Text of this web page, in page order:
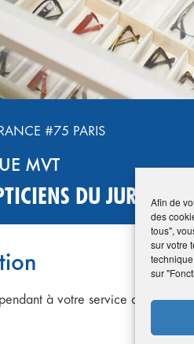
Afin de
des
tous",
sur votre
sur
#75 PARIS
MVT
DU JURA
à votre service au centre